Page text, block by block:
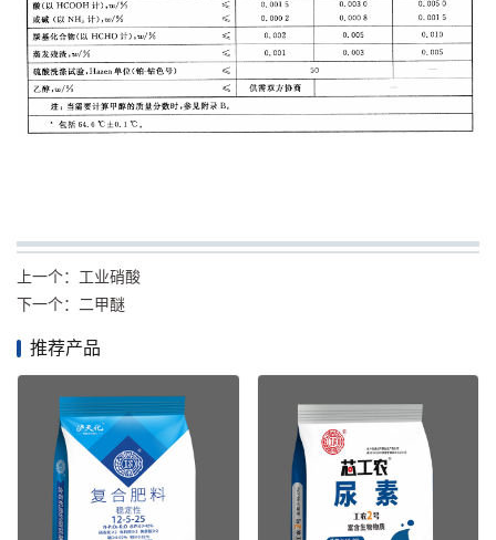
上一个： 工业硝酸
下一个：
二甲醚
推荐产品